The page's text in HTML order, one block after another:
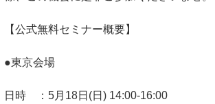
【公式無料セミナー概要】
●東京会場
日時 ：5月18日(日) 14:00-16:00